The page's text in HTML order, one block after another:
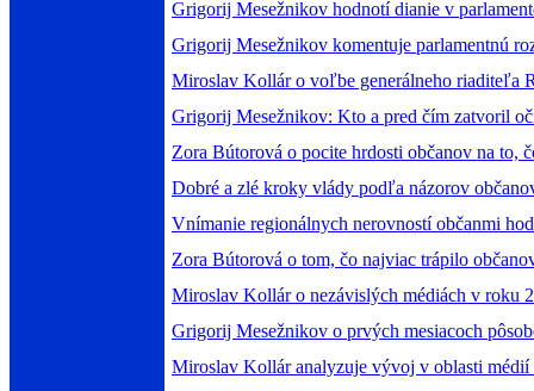
Grigorij Mesežnikov hodnotí dianie v
Grigorij Mesežnikov komentuje parlamentnú
Miroslav Kollár o voľbe generálneho riaditeľa
Grigorij Mesežnikov: Kto a pred čím zatvoril
Zora Bútorová o pocite hrdosti občanov na to,
Dobré a zlé kroky vlády podľa názorov
Vnímanie regionálnych nerovností občanmi
Zora Bútorová o tom, čo najviac trápilo
Miroslav Kollár o nezávislých médiách v roku
Grigorij Mesežnikov o prvých mesiacoch
Miroslav Kollár analyzuje vývoj v oblasti médií